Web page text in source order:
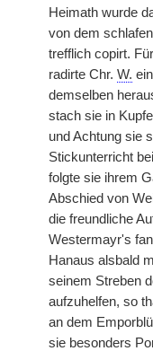
Heimath wurde
von dem
trefflich copirt.
radirte Chr. W.
demselben
stach sie in
und Achtung sie
Stickunterricht
folgte sie ihrem
Abschied von
die freundliche
Westermayr's
Hanaus alsbald
seinem Streben
aufzuhelfen, so
an dem
sie besonders